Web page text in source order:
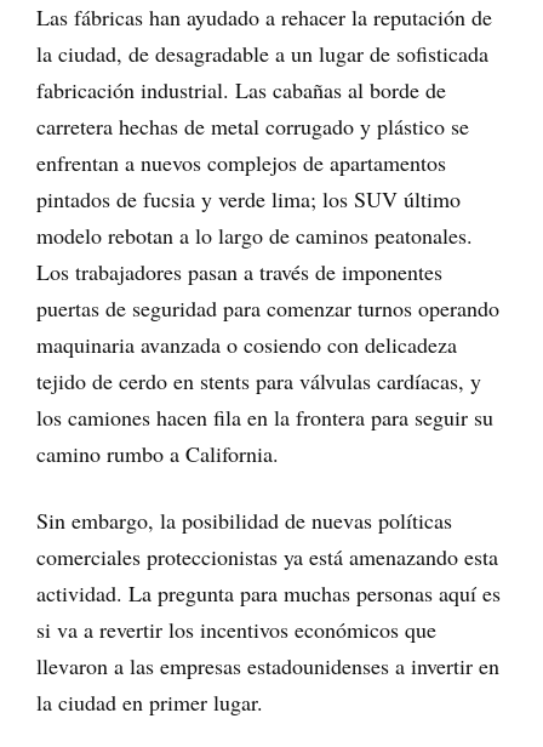
Las fábricas han ayudado a rehacer la reputación de
la ciudad, de desagradable a un lugar de sofisticada
fabricación industrial. Las cabañas al borde de
carretera hechas de metal corrugado y plástico se
enfrentan a nuevos complejos de apartamentos
pintados de fucsia y verde lima; los SUV último
modelo rebotan a lo largo de caminos peatonales.
Los trabajadores pasan a través de imponentes
puertas de seguridad para comenzar turnos operando
maquinaria avanzada o cosiendo con delicadeza
tejido de cerdo en stents para válvulas cardíacas, y
los camiones hacen fila en la frontera para seguir su
camino rumbo a California.
Sin embargo, la posibilidad de nuevas políticas
comerciales proteccionistas ya está amenazando esta
actividad. La pregunta para muchas personas aquí es
si va a revertir los incentivos económicos que
llevaron a las empresas estadounidenses a invertir en
la ciudad en primer lugar.